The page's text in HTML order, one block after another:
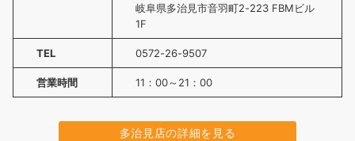
岐阜県多治見市音羽町2-223 FBMビル
1F
TEL 0572-26-9507
営業時間 11：00～21：00
多治見店の詳細を見る